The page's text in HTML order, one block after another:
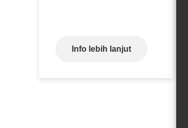
Info lebih lanjut